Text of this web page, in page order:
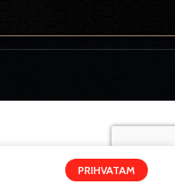
PRIHVATAM